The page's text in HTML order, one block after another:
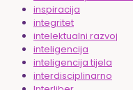
inspiracija
integritet
intelektualni razvoj
inteligencija
inteligencija tijela
interdisciplinarno